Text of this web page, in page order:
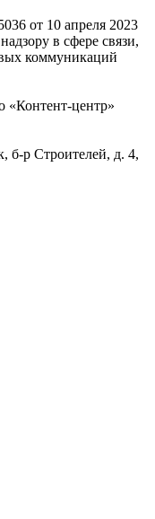
от 10 апреля 2023
в сфере связи,
коммуникаций
центр»
б-р Строителей, д. 4,